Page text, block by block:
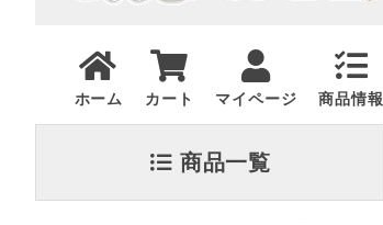
ホーム カート マイページ 商品情報
商品一覧